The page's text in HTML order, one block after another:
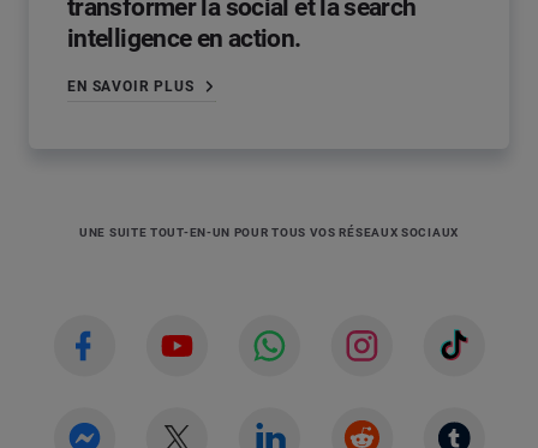
transformer la social et la search
intelligence en action.
EN SAVOIR PLUS
UNE SUITE TOUT-EN-UN POUR TOUS VOS RÉSEAUX SOCIAUX